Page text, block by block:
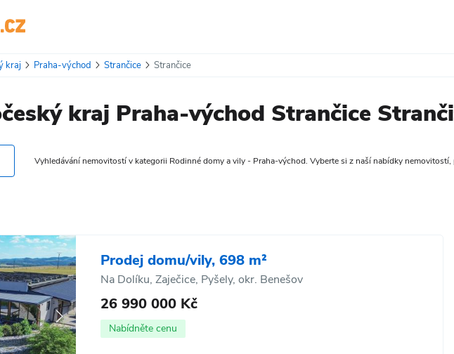
kraj Praha-východ Strančice Strančice
kraj Praha-východ Strančice
Vyhledávání nemovitostí v kategorii Rodinné domy a vily - Praha-východ. Vyberte si z naší nabídky
Prodej domu/vily, 698 m²
Na Dolíku, Zaječice, Pyšely, okr. Benešov
26 990 000 Kč
Nabídněte cenu